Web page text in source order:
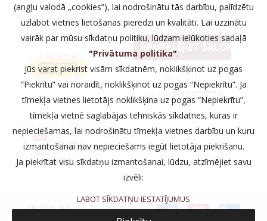
Ražotajs
Lejuplādēt katalogu
Riabita
katalogs
APMEKLĒJIET SALONU
vai zvaniet:
+37120237773
PRIVĀTUMS
(angļu valodā „cookies”), lai nodrošinātu tās darbību, palīdzētu
uzlabot vietnes lietošanas pieredzi un kvalitāti. Lai uzzinātu
vairāk par mūsu sīkdatņu politiku, lūdzam ielūkoties sadaļā
"Privātuma politika".
Jūs varat piekrist visām sīkdatnēm, noklikšķinot uz pogas
“Piekrītu” vai noraidīt, noklikšķinot uz pogas “Nepiekrītu”. Ja
tīmekļa vietnes lietotājs noklikšķina uz pogas “Nepiekrītu”,
tīmekļa vietnē saglabājas tehniskās sīkdatnes, kuras ir
nepieciešamas, lai nodrošinātu tīmekļa vietnes darbību un kuru
izmantošanai nav nepieciešams iegūt lietotāja piekrišanu.
Ja piekrītat visu sīkdatņu izmantošanai, lūdzu, atzīmējiet savu
izvēli:
LABOT SĪKDATŅU IESTATĪJUMUS